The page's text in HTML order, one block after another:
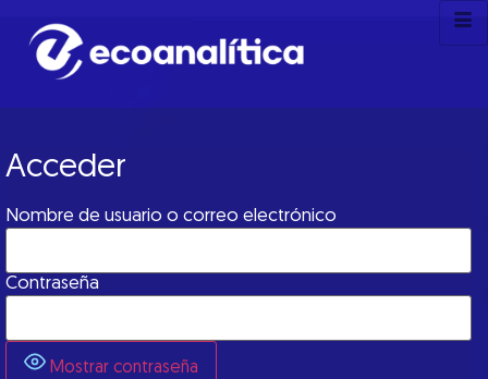
Acceder
Nombre de usuario o correo electrónico
Contraseña
Mostrar contraseña